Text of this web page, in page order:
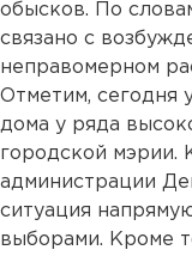
обысков. По
связано с
неправомерном
Отметим, сегодня
дома у ряда
городской мэрии.
администрации
ситуация
выборами. Кроме